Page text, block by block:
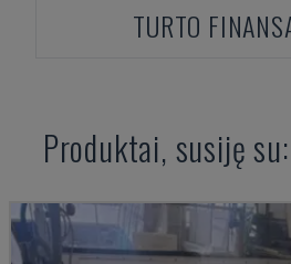
TURTO
Produktai, susiję su: